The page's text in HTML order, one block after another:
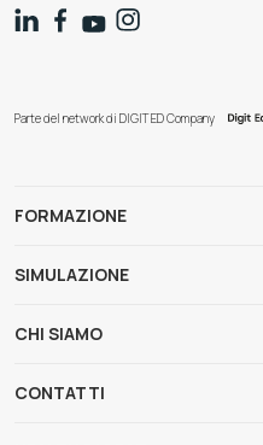
Parte del network di DIGIT ED Company
FORMAZIONE
SIMULAZIONE
CHI SIAMO
CONTATTI